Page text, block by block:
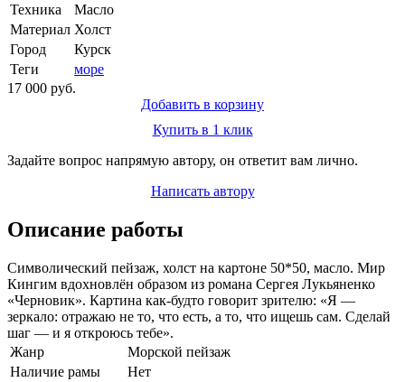
Техника
Масло
Материал Холст
Город
Курск
Теги
море
17 000 руб.
Добавить в корзину
Купить в 1 клик
Задайте вопрос напрямую автору, он ответит вам лично.
Написать автору
Описание работы
Символический пейзаж, холст на картоне 50*50, масло. Мир
Кингим вдохновлён образом из романа Сергея Лукьяненко
«Черновик». Картина как-будто говорит зрителю: «Я —
зеркало: отражаю не то, что есть, а то, что ищешь сам. Сделай
шаг — и я откроюсь тебе».
Жанр
Морской пейзаж
Наличие рамы
Нет